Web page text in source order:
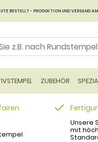
BESTELLT - PRODUKTION UND VERSAND
ZUBEHÖR
Unsere
mit